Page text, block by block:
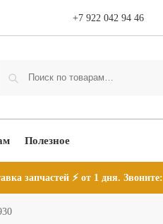
+7 922 042 94 46
Полезное
запчастей ⚡ от 1 дня. Звоните: